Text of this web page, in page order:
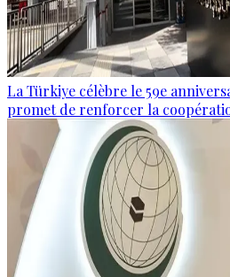
La Türkiye célèbre le 59e
promet de renforcer la